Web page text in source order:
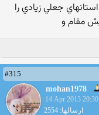
#315
mohan1978
14 Apr 2013 20:30
ارسالها: 2554